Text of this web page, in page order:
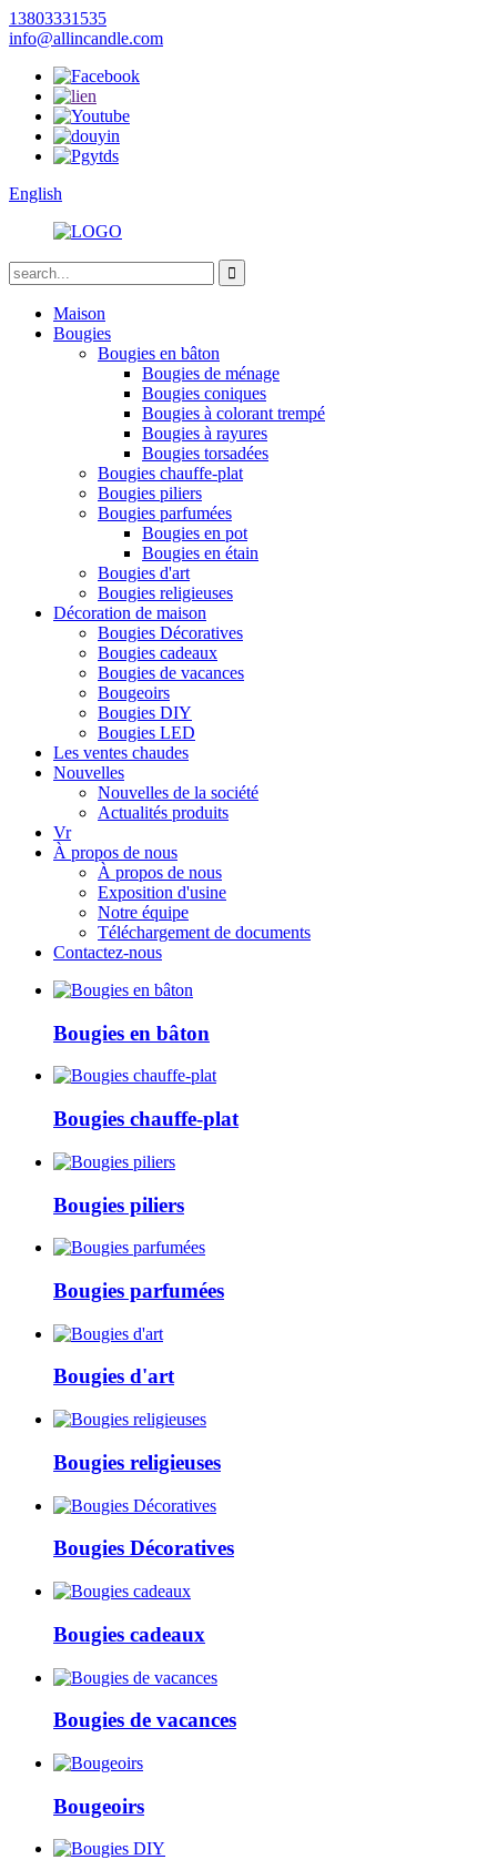
13803331535
info@allincandle.com
English
Maison
Bougies
Bougies en bâton
Bougies de ménage
Bougies coniques
Bougies à colorant trempé
Bougies à rayures
Bougies torsadées
Bougies chauffe-plat
Bougies piliers
Bougies parfumées
Bougies en pot
Bougies en étain
Bougies d'art
Bougies religieuses
Décoration de maison
Bougies Décoratives
Bougies cadeaux
Bougies de vacances
Bougeoirs
Bougies DIY
Bougies LED
Les ventes chaudes
Nouvelles
Nouvelles de la société
Actualités produits
Vr
À propos de nous
À propos de nous
Exposition d'usine
Notre équipe
Téléchargement de documents
Contactez-nous
Bougies en bâton
Bougies chauffe-plat
Bougies piliers
Bougies parfumées
Bougies d'art
Bougies religieuses
Bougies Décoratives
Bougies cadeaux
Bougies de vacances
Bougeoirs